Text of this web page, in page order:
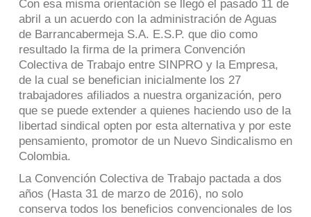
Con esa misma orientación se llegó el pasado 11 de
abril a un acuerdo con la administración de Aguas
de Barrancabermeja S.A. E.S.P. que dio como
resultado la firma de la primera Convención
Colectiva de Trabajo entre SINPRO y la Empresa,
de la cual se benefician inicialmente los 27
trabajadores afiliados a nuestra organización, pero
que se puede extender a quienes haciendo uso de la
libertad sindical opten por esta alternativa y por este
pensamiento, promotor de un Nuevo Sindicalismo en
Colombia.
La Convención Colectiva de Trabajo pactada a dos
años (Hasta 31 de marzo de 2016), no solo
conserva todos los beneficios convencionales de los